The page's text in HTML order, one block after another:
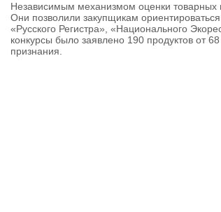
Независимым механизмом оценки товарных
Они позволили закупщикам
«Русского Регистра», «Национального
конкурсы было заявлено 190 продуктов от
признания.